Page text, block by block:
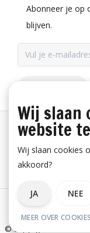
Abonneer je op
blijven.
Betaalinformatie
Algemene
© Copyright 2026 E-
Wij slaan
website
Wij slaan cookies
akkoord?
JA NEE
MEER OVER